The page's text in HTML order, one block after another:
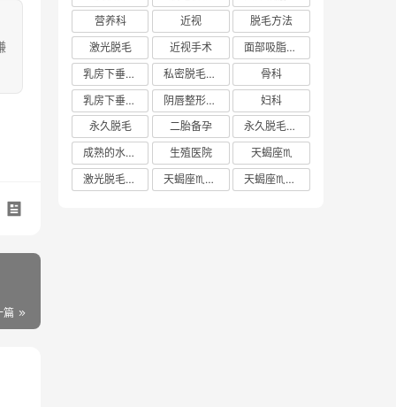
篇
营养科
近视
脱毛方法
激光脱毛
近视手术
面部吸脂多少钱
乳房下垂矫正价格
私密脱毛方法
骨科
乳房下垂矫正费用
阴唇整形手术多少钱
妇科
永久脱毛
二胎备孕
永久脱毛方法
成熟的水蜜桃
生殖医院
天蝎座♏️
激光脱毛价格
天蝎座♏️女生 天蝎座♏️男生